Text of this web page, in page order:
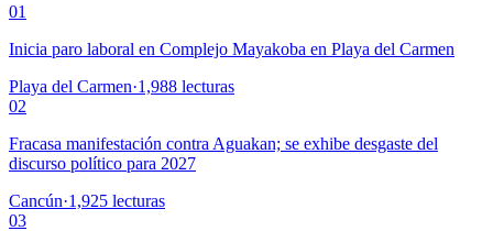
01
Inicia paro laboral en Complejo Mayakoba en Playa del Carmen
Playa del Carmen·1,988 lecturas
02
Fracasa manifestación contra Aguakan; se exhibe desgaste del
discurso político para 2027
Cancún·1,925 lecturas
03